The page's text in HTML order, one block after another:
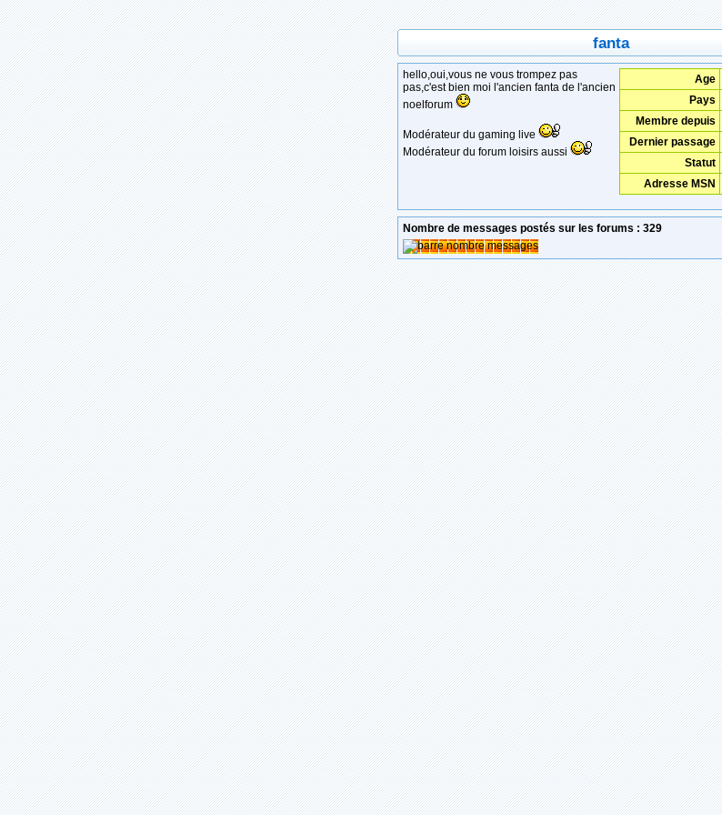
fanta
Age
Pays
Membre depuis
Dernier passage
Statut
Adresse MSN
hello,oui,vous ne vous trompez pas
pas,c'est bien moi l'ancien fanta de l'ancien
noelforum
Modérateur du gaming live
Modérateur du forum loisirs aussi
Nombre de messages postés sur les forums : 329